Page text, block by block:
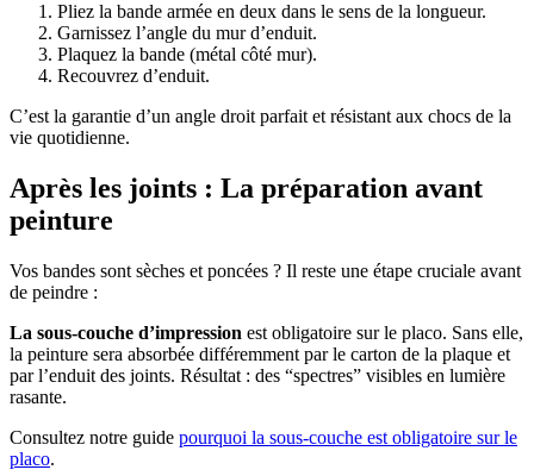
Pliez la bande armée en deux dans le sens de la longueur.
Garnissez l’angle du mur d’enduit.
Plaquez la bande (métal côté mur).
Recouvrez d’enduit.
C’est la garantie d’un angle droit parfait et résistant aux chocs de la
vie quotidienne.
Après les joints : La préparation avant
peinture
Vos bandes sont sèches et poncées ? Il reste une étape cruciale avant
de peindre :
La sous-couche d’impression est obligatoire sur le placo. Sans elle,
la peinture sera absorbée différemment par le carton de la plaque et
par l’enduit des joints. Résultat : des “spectres” visibles en lumière
rasante.
Consultez notre guide pourquoi la sous-couche est obligatoire sur le
placo.